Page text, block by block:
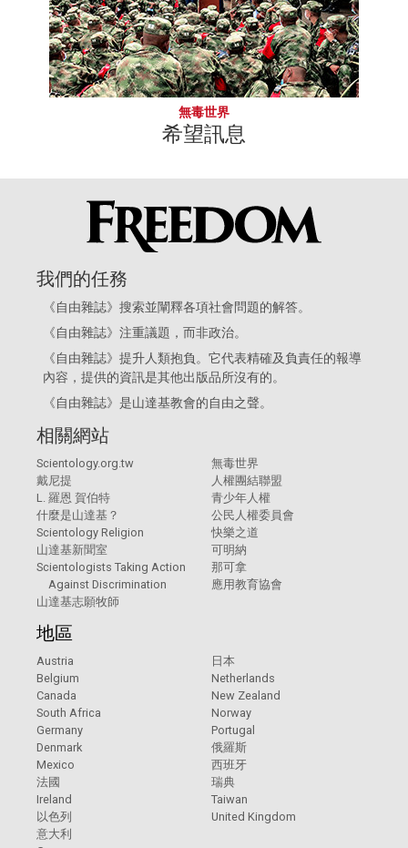
無毒世界
希望訊息
我們的任務
《自由雜誌》搜索並闡釋各項社會問題的解答。
《自由雜誌》注重議題，而非政治。
《自由雜誌》提升人類抱負。它代表精確及負責任的報導
內容，提供的資訊是其他出版品所沒有的。
《自由雜誌》是山達基教會的自由之聲。
相關網站
Scientology.org.tw
戴尼提
L. 羅恩 賀伯特
什麼是山達基？
Scientology Religion
山達基新聞室
Scientologists Taking Action
Against Discrimination
山達基志願牧師
無毒世界
人權團結聯盟
青少年人權
公民人權委員會
快樂之道
可明納
那可拿
應用教育協會
地區
Austria
Belgium
Canada
South Africa
Germany
Denmark
Mexico
法國
Ireland
以色列
意大利
日本
Netherlands
New Zealand
Norway
Portugal
俄羅斯
西班牙
瑞典
Taiwan
United Kingdom